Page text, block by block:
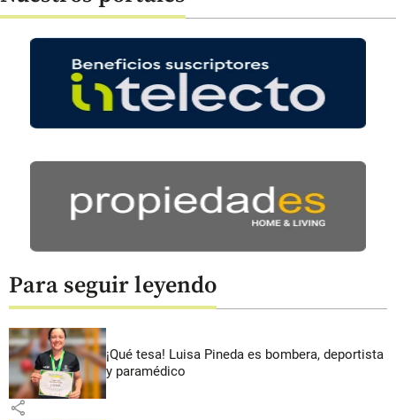
Para seguir leyendo
¡Qué tesa! Luisa Pineda es bombera, deportista
y paramédico
share